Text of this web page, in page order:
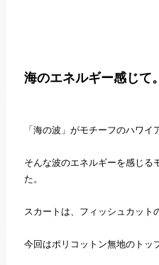
海のエネルギー感じて。
「海の波」がモチーフのハワイ
そんな波のエネルギーを感じる
た。
スカートは、フィッシュカット
今回はポリコットン無地のトッ